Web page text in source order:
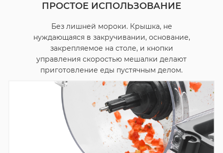
ПРОСТОЕ ИСПОЛЬЗОВАНИЕ
Без лишней мороки. Крышка, не
нуждающаяся в закручивании, основание,
закрепляемое на столе, и кнопки
управления скоростью мешалки делают
приготовление еды пустячным делом.